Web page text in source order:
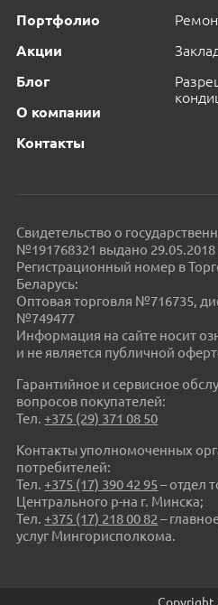
Портфолио
Акции
Блог
О компании
Контакты
Свидетельство о
№191768321 выдано 29.05.2018
Регистрационный номер в
Беларусь:
Оптовая торговля №716735,
№749477
Информация на сайте носит
и не является публичной
Гарантийное и сервисное
вопросов покупателей:
Тел.+375 (29) 371 08 50
Контакты уполномоченных
потребителей:
Тел.+375 (17) 390 42 95– отдел
Центрального р-на г. Минска;
Тел.+375 (17) 218 00 82–
услуг Мингорисполкома.